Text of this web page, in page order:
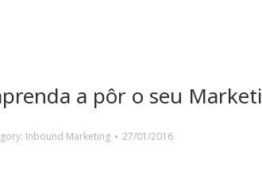
a pôr o seu
Inbound Marketing 27/01/2016